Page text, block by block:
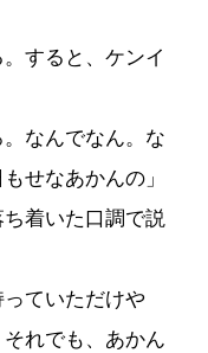
すると、ケンイ
。なんでなん。な
せなあかんの」
着いた口調で説
っていただけや
れでも、あかん